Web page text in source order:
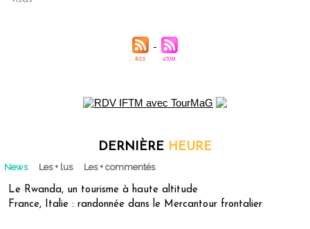
DERNIÈRE HEURE
News Les + lus Les + commentés
Le Rwanda, un tourisme à haute altitude
France, Italie : randonnée dans le Mercantour frontalier